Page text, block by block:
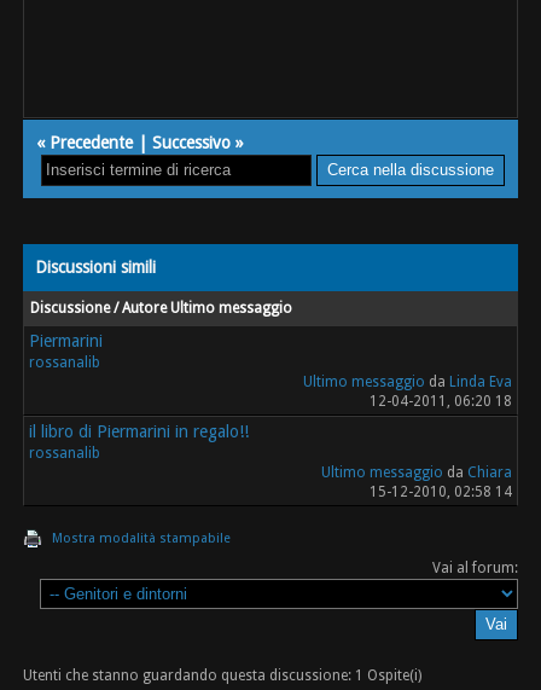
« Precedente|Successivo »
Discussioni simili
Discussione / Autore Ultimo messaggio
Piermarini
rossanalib
Ultimo messaggio da Linda Eva
12-04-2011, 06:20 18
il libro di Piermarini in regalo!!
rossanalib
Ultimo messaggio da Chiara
15-12-2010, 02:58 14
Mostra modalità stampabile
Vai al forum:
Utenti che stanno guardando questa discussione: 1 Ospite(i)